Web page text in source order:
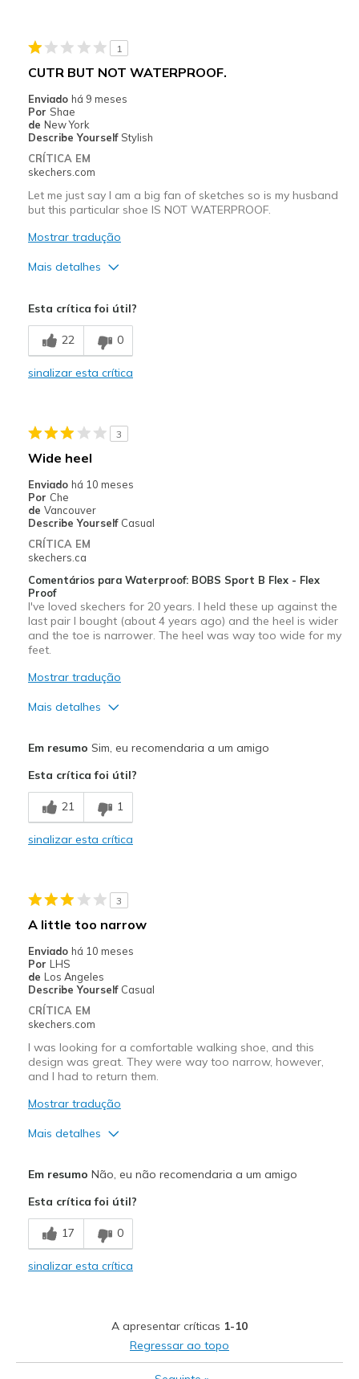
Melhores utilizações
Casual Wear
Travel
Sizing
Feels true to size
1
CUTR BUT NOT WATERPROOF.
Enviado há 9 meses
Por Shae
de New York
Describe Yourself Stylish
CRÍTICA EM
skechers.com
Let me just say I am a big fan of sketches so is my husband
but this particular shoe IS NOT WATERPROOF.
Mostrar tradução
Mais detalhes
Stylish
Esta crítica foi útil?
22 0
sinalizar esta crítica
3
Wide heel
Enviado há 10 meses
Por Che
de Vancouver
Describe Yourself Casual
CRÍTICA EM
skechers.ca
Comentários para Waterproof: BOBS Sport B Flex - Flex
Proof
I've loved skechers for 20 years. I held these up against the
last pair I bought (about 4 years ago) and the heel is wider
and the toe is narrower. The heel was way too wide for my
feet.
Mostrar tradução
Mais detalhes
Melhores utilizações
Casual Wear
View On Shoes
Shoes are for Wearing
Em resumo Sim, eu recomendaria a um amigo
Esta crítica foi útil?
21 1
sinalizar esta crítica
3
A little too narrow
Enviado há 10 meses
Por LHS
de Los Angeles
Describe Yourself Casual
CRÍTICA EM
skechers.com
I was looking for a comfortable walking shoe, and this
design was great. They were way too narrow, however,
and I had to return them.
Mostrar tradução
Mais detalhes
Comfortable
Durable
Travel
Em resumo Não, eu não recomendaria a um amigo
Esta crítica foi útil?
17 0
sinalizar esta crítica
A apresentar críticas 1-10
Regressar ao topo